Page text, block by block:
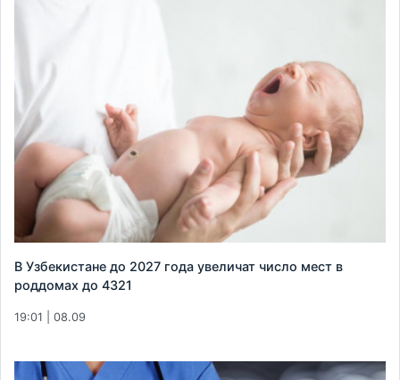
В Узбекистане до 2027 года увеличат число мест в
роддомах до 4321
19:01 | 08.09